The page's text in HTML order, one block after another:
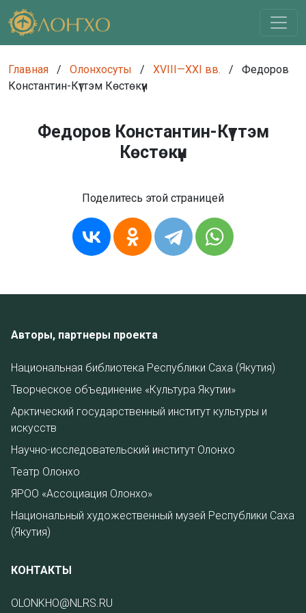
Главная / Олонхосуты / XVIII—XXI вв. /
Федоров
Константин-Күттэм Көстөкүүн
Федоров Константин-Күттэм
Көстөкүүн
Поделитесь этой страницей
Авторы, партнеры проекта
Национальная библиотека Республики Саха (Якутия)
Творческое объединение «Культура Якутии»
Арктический государственный институт культуры и
искусств
Научно-исследовательский институт Олонхо
Театр Олонхо
ЯРОО «Ассоциация Олонхо»
Национальный художественный музей Республики Саха
(Якутия)
КОНТАКТЫ
OLONKHO@NLRS.RU